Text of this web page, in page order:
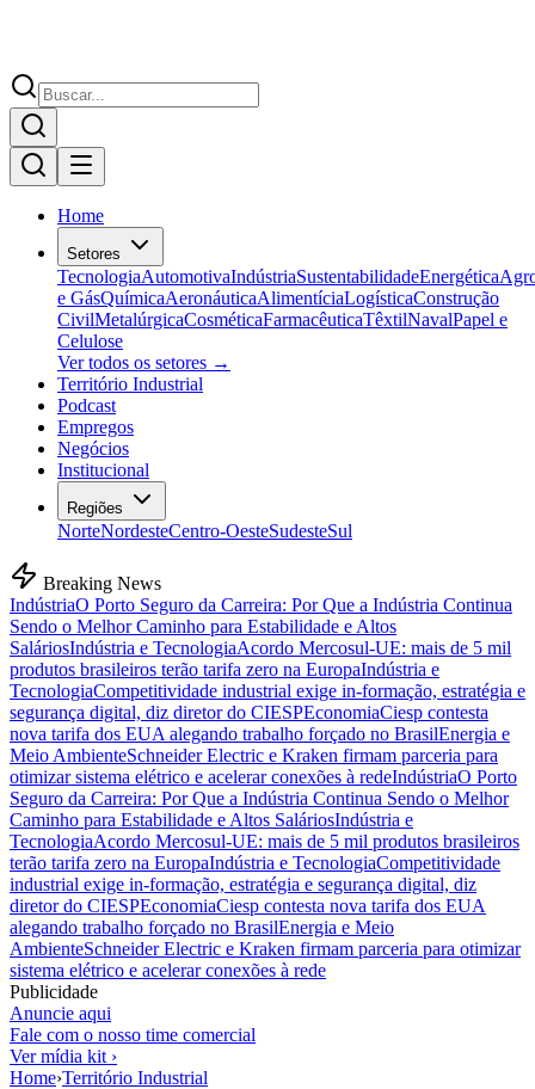
Home
Setores
TecnologiaAutomotivaIndústriaSustentabilidadeEnergética
e GásQuímicaAeronáuticaAlimentíciaLogísticaConstrução
CivilMetalúrgicaCosméticaFarmacêuticaTêxtilNavalPapel e
Celulose
Ver todos os setores →
Território Industrial
Podcast
Empregos
Negócios
Institucional
Regiões
NorteNordesteCentro-OesteSudesteSul
Breaking News
IndústriaO Porto Seguro da Carreira: Por Que a Indústria Continua
Sendo o Melhor Caminho para Estabilidade e Altos
SaláriosIndústria e TecnologiaAcordo Mercosul-UE: mais de 5 mil
produtos brasileiros terão tarifa zero na EuropaIndústria e
TecnologiaCompetitividade industrial exige in-formação, estratégia e
segurança digital, diz diretor do CIESPEconomiaCiesp contesta
nova tarifa dos EUA alegando trabalho forçado no BrasilEnergia e
Meio AmbienteSchneider Electric e Kraken firmam parceria para
otimizar sistema elétrico e acelerar conexões à redeIndústriaO Porto
Seguro da Carreira: Por Que a Indústria Continua Sendo o Melhor
Caminho para Estabilidade e Altos SaláriosIndústria e
TecnologiaAcordo Mercosul-UE: mais de 5 mil produtos brasileiros
terão tarifa zero na EuropaIndústria e TecnologiaCompetitividade
industrial exige in-formação, estratégia e segurança digital, diz
diretor do CIESPEconomiaCiesp contesta nova tarifa dos EUA
alegando trabalho forçado no BrasilEnergia e Meio
AmbienteSchneider Electric e Kraken firmam parceria para otimizar
sistema elétrico e acelerar conexões à rede
Publicidade
Anuncie aqui
Fale com o nosso time comercial
Ver mídia kit ›
Home›Território Industrial